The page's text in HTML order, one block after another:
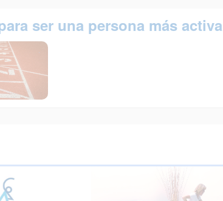
ser una persona más activa